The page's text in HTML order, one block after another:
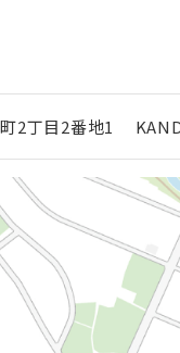
2丁目2番地1